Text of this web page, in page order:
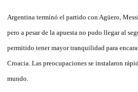
Argentina terminó el partido con Agüero,
pero a pesar de la apuesta no pudo llegar al
permitido tener mayor tranquilidad para
Croacia. Las preocupaciones se instalaron
mundo.